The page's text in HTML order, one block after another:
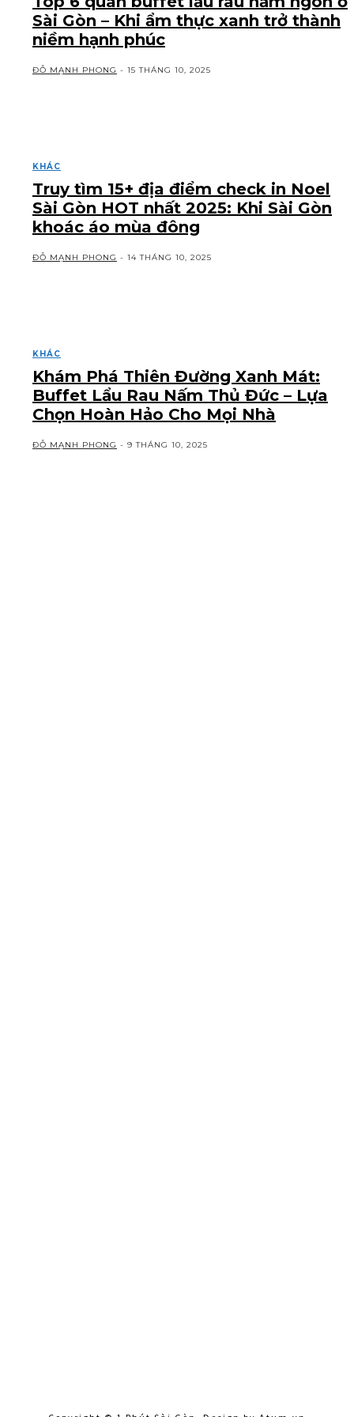
Sài Gòn – Khi ẩm thực xanh trở thành
niềm hạnh phúc
ĐỖ MẠNH PHONG - 15 THÁNG 10, 2025
KHÁC
Truy tìm 15+ địa điểm check in Noel
Sài Gòn HOT nhất 2025: Khi Sài Gòn
khoác áo mùa đông
ĐỖ MẠNH PHONG - 14 THÁNG 10, 2025
KHÁC
Khám Phá Thiên Đường Xanh Mát:
Buffet Lẩu Rau Nấm Thủ Đức – Lựa
Chọn Hoàn Hảo Cho Mọi Nhà
ĐỖ MẠNH PHONG - 9 THÁNG 10, 2025